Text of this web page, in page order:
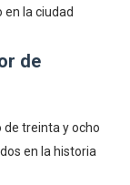
la ciudad
de
treinta y ocho
en la historia